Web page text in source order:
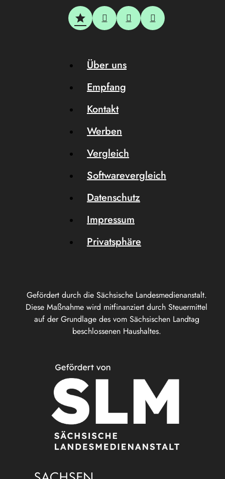
Gefördert durch die Sächsische Landesmedienanstalt.
Diese Maßnahme wird mitfinanziert durch Steuermittel
auf der Grundlage des vom Sächsischen Landtag
beschlossenen Haushaltes.
Über uns
Empfang
Kontakt
Werben
Vergleich
Softwarevergleich
Datenschutz
Impressum
Privatsphäre